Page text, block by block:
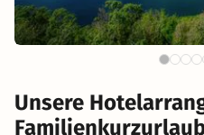
Unsere